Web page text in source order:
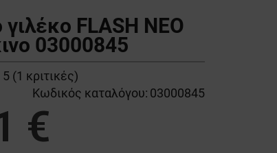
γιλέκο FLASH NEO
03000845
5 (1 κριτικές)
Κωδικός καταλόγου: 03000845
€